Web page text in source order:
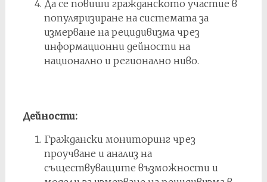
Да се повиши гражданското участие в
популяризиране на системата за
измерване на рецидивизма чрез
информационни дейности на
национално и регионално ниво.
Дейности:
Граждански мониторинг чрез
проучване и анализ на
съществуващите възможности и